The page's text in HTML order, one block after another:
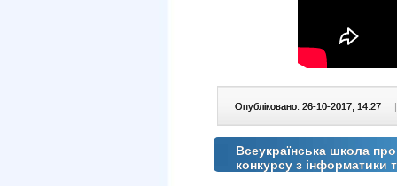
Опубліковано: 26-10-2017, 14:27
Всеукраїнська школа
конкурсу з інформатики